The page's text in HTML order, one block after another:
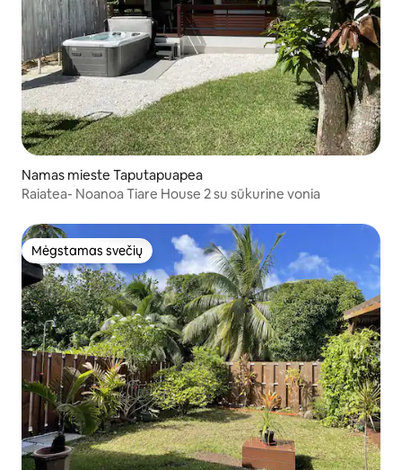
Namas mieste Taputapuapea
Raiatea- Noanoa Tiare House 2 su sūkurine vonia
Mėgstamas svečių
Mėgstamas svečių